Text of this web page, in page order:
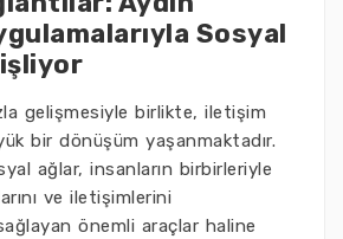
Sosyal
gelişmesiyle birlikte, iletişim
bir dönüşüm yaşanmaktadır.
ağlar, insanların birbirleriyle
ve iletişimlerini
önemli araçlar haline